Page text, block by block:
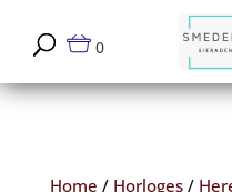
0
Home / Horloges/